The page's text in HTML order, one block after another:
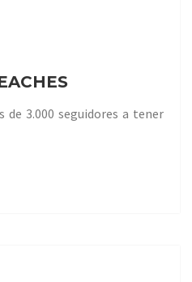
de 3.000 seguidores a tener